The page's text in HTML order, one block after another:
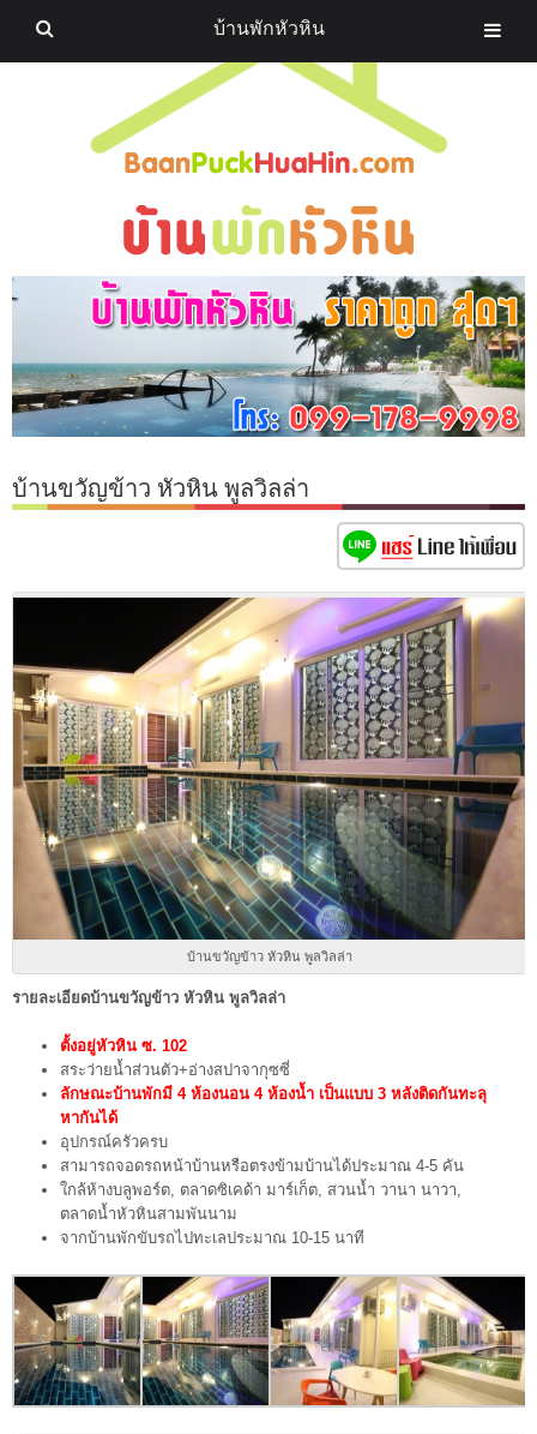
บ้านขวัญข้าว หัวหิน พูลวิลล่า
บ้านขวัญข้าว หัวหิน พูลวิลล่า
รายละเอียดบ้านขวัญข้าว หัวหิน พูลวิลล่า
ตั้งอยู่หัวหิน ซ. 102
สระว่ายน้ำส่วนตัว+อ่างสปาจากุซซี่
ลักษณะบ้านพักมี 4 ห้องนอน 4 ห้องน้ำ เป็นแบบ 3 หลังติดกันทะลุ
หากันได้
อุปกรณ์ครัวครบ
สามารถจอดรถหน้าบ้านหรือตรงข้ามบ้านได้ประมาณ 4-5 คัน
ใกล้ห้างบลูพอร์ต, ตลาดซิเคด้า มาร์เก็ต, สวนน้ำ วานา นาวา,
ตลาดน้ำหัวหินสามพันนาม
จากบ้านพักขับรถไปทะเลประมาณ 10-15 นาที
บ้านพักหัวหิน